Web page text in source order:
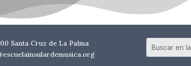
Santa Cruz de La Palma